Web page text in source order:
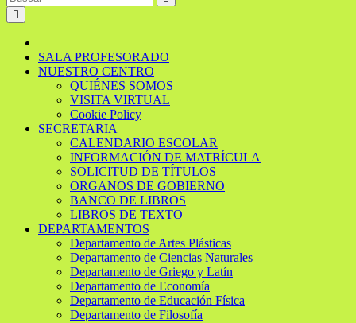
SALA PROFESORADO
NUESTRO CENTRO
QUIÉNES SOMOS
VISITA VIRTUAL
Cookie Policy
SECRETARIA
CALENDARIO ESCOLAR
INFORMACIÓN DE MATRÍCULA
SOLICITUD DE TÍTULOS
ORGANOS DE GOBIERNO
BANCO DE LIBROS
LIBROS DE TEXTO
DEPARTAMENTOS
Departamento de Artes Plásticas
Departamento de Ciencias Naturales
Departamento de Griego y Latín
Departamento de Economía
Departamento de Educación Física
Departamento de Filosofía